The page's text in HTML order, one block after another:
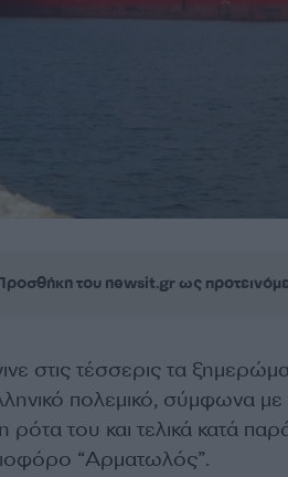
του newsit.gr ως
στις τέσσερις τα
πολεμικό, σύμφωνα με
ρότα του και τελικά κατά
“Αρματωλός”.